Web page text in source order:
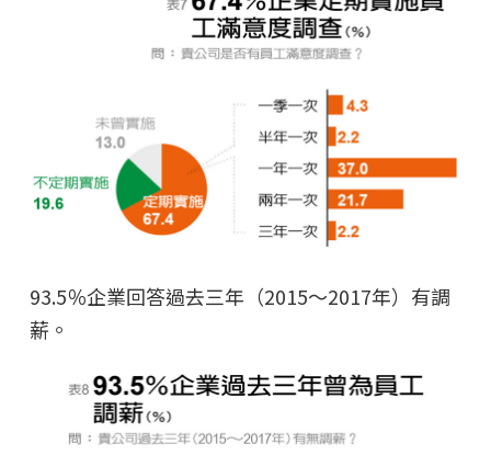
93.5％企業回答過去三年（2015～2017年）有調
薪。